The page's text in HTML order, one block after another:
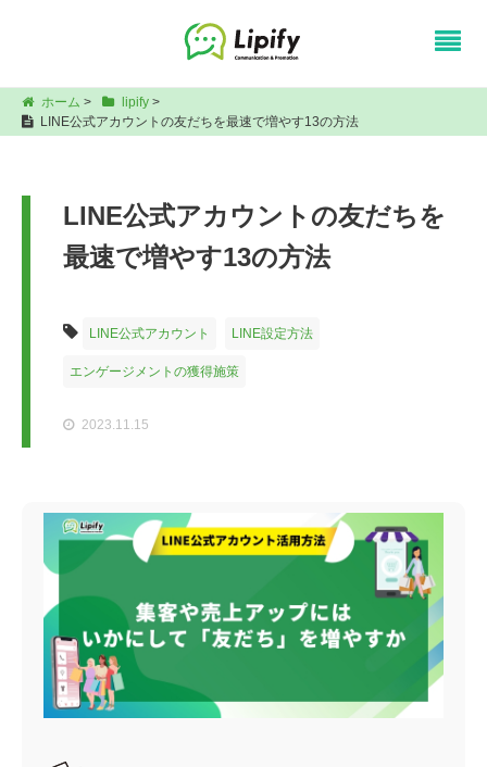
ホーム > lipify >
LINE公式アカウントの友だちを最速で増やす13の方法
LINE公式アカウントの友だちを
最速で増やす13の方法
LINE公式アカウント LINE設定方法
エンゲージメントの獲得施策
2023.11.15